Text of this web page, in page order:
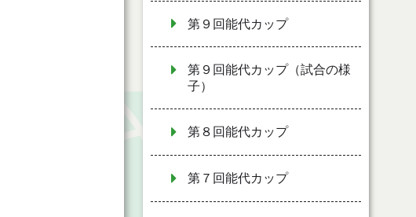
第９回能代カップ
第９回能代カップ（試合の様
子）
第８回能代カップ
第７回能代カップ